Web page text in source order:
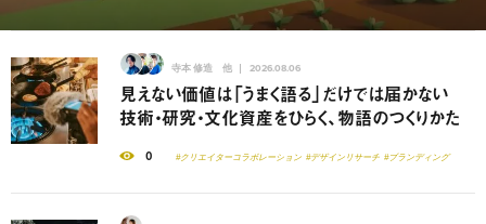
寺本 修造 他 2026.08.06
見えない価値は「うまく語る」だけでは届かない
技術・研究・文化資産をひらく、物語のつくりかた
0 #クリエイターコラボレーション #デザインリサーチ #ブランディング